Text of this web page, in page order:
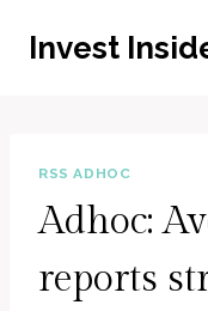
InhaltInvest
RSS ADHOC
Adhoc:
reports